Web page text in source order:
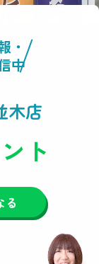
・
中
木店
ト
る